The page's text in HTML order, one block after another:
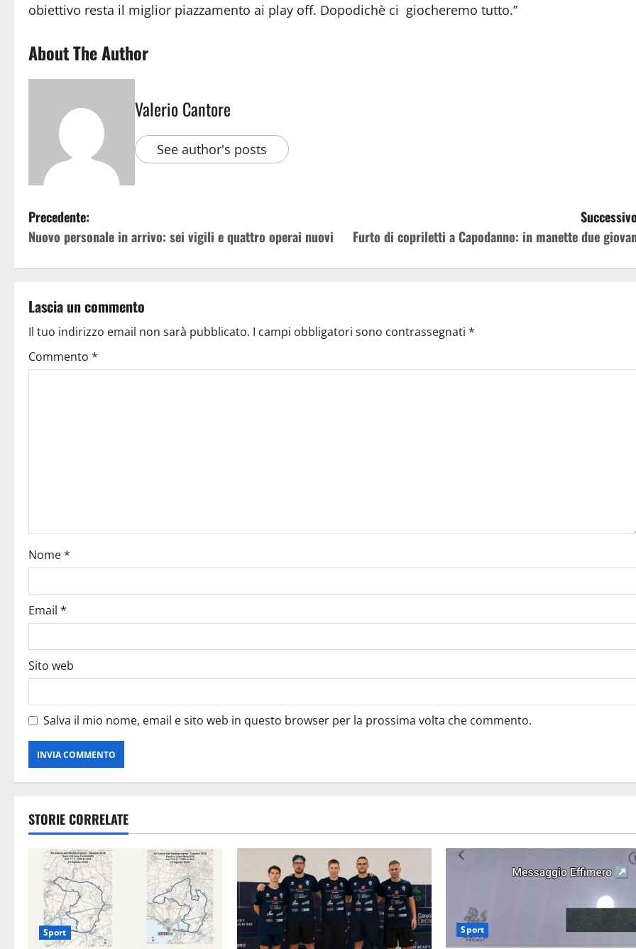
obiettivo resta il miglior piazzamento ai play off. Dopodichè ci giocheremo tutto.”
About The Author
Valerio Cantore
See author's posts
Precedente:
Nuovo personale in arrivo: sei vigili e quattro operai nuovi
Furto di copriletti a Capodanno: in manette due
Lascia un commento
Il tuo indirizzo email non sarà pubblicato. I campi obbligatori sono contrassegnati *
Commento *
Nome*
Email *
Sito web
Salva il mio nome, email e sito web in questo browser per la prossima volta che commento.
STORIE CORRELATE
Sport Sport